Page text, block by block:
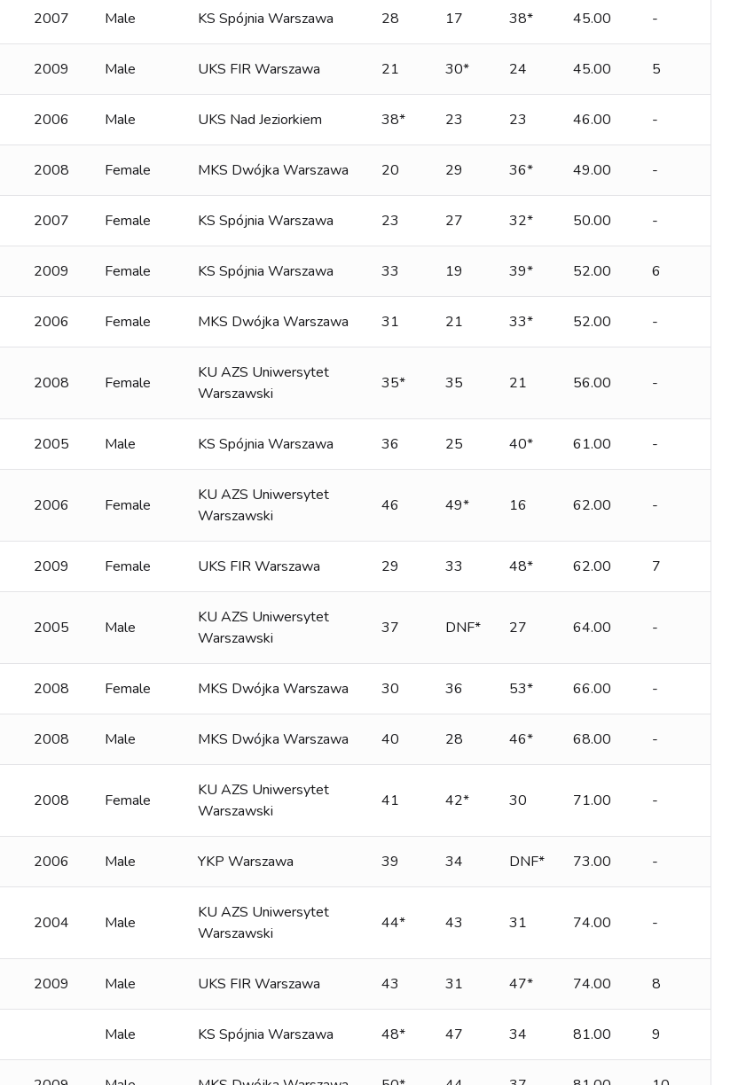
2007 Male KS Spójnia Warszawa 28 17 38* 45.00 -
2009 Male UKS FIR Warszawa 21 30* 24 45.00 5
2006 Male UKS Nad Jeziorkiem 38* 23 23 46.00 -
2008 Female MKS Dwójka Warszawa 20 29 36* 49.00 -
2007 Female KS Spójnia Warszawa 23 27 32* 50.00 -
2009 Female KS Spójnia Warszawa 33 19 39* 52.00 6
2006 Female MKS Dwójka Warszawa 31 21 33* 52.00 -
2008 Female
KU AZS Uniwersytet
Warszawski
35* 35 21 56.00 -
2005 Male KS Spójnia Warszawa 36 25 40* 61.00 -
2006 Female
KU AZS Uniwersytet
Warszawski
46 49* 16 62.00 -
2009 Female UKS FIR Warszawa 29 33 48* 62.00 7
2005 Male
KU AZS Uniwersytet
Warszawski
37 DNF* 27 64.00 -
2008 Female MKS Dwójka Warszawa 30 36 53* 66.00 -
2008 Male MKS Dwójka Warszawa 40 28 46* 68.00 -
2008 Female
KU AZS Uniwersytet
Warszawski
41 42* 30 71.00 -
2006 Male YKP Warszawa 39 34 DNF* 73.00 -
2004 Male
KU AZS Uniwersytet
Warszawski
44* 43 31 74.00 -
2009 Male UKS FIR Warszawa 43 31 47* 74.00 8
Male KS Spójnia Warszawa 48* 47 34 81.00 9